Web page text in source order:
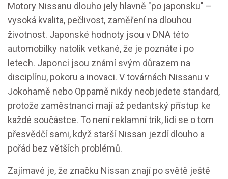
Motory Nissanu dlouho jely hlavně "po japonsku" –
vysoká kvalita, pečlivost, zaměření na dlouhou
životnost. Japonské hodnoty jsou v DNA této
automobilky natolik vetkané, že je poznáte i po
letech. Japonci jsou známí svým důrazem na
disciplínu, pokoru a inovaci. V továrnách Nissanu v
Jokohamě nebo Oppamě nikdy neobjedete standard,
protože zaměstnanci mají až pedantský přístup ke
každé součástce. To není reklamní trik, lidi se o tom
přesvědčí sami, když starší Nissan jezdí dlouho a
pořád bez větších problémů.
Zajímavé je, že značku Nissan znají po světě ještě